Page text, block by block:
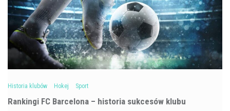
Historia klubów Hokej Sport
Rankingi FC Barcelona – historia sukcesów klubu